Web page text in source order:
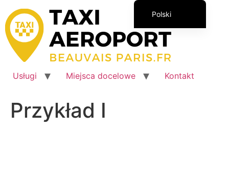
do
treści
Usługi Miejsca docelowe Kontakt
Przykład I
Polski
Français
English (UK)
Español